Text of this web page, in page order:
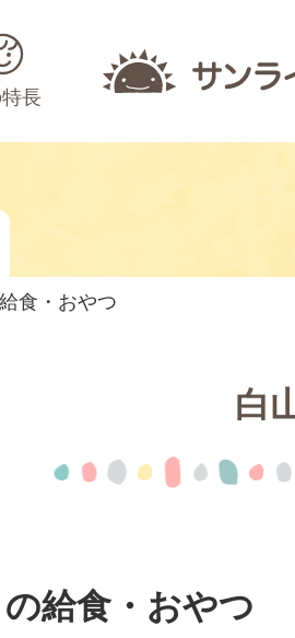
長
食・おやつ
白
給食・おやつ